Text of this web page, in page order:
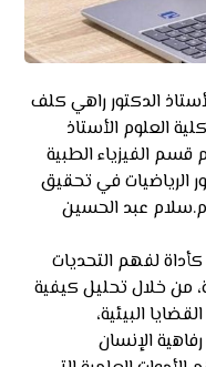
الدكتور راهي كلف
العلوم الأستاذ
قسم الفيزياء الطبية
الرياضيات في تحقيق
م.سلام عبد الحسين
لفهم التحديات
من خلال تحليل كيفية
البيئية،
الإنسان